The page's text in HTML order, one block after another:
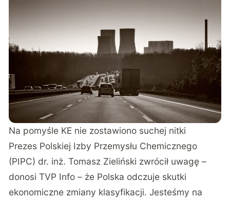
Na pomyśle KE nie zostawiono suchej nitki
Prezes Polskiej Izby Przemysłu Chemicznego
(PIPC) dr. inż. Tomasz Zieliński zwrócił uwagę –
donosiTVP Info– że Polska odczuje skutki
ekonomiczne zmiany klasyfikacji. Jesteśmy na